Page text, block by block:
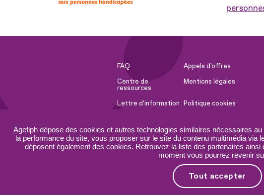
Agefiph dépose des cookies et autres technologies similaires nécessaires
la performance du site, vous proposer sur le site du contenu multimédia
déposent également des cookies. Retrouvez la liste des partenaires ainsi
moment vous pourrez revenir
Tout accepter
FAQ
Appels d'offres
Centre de
ressources
Mentions légales
Lettre d'information Politique cookies
Accessibilité :
partiellement
conforme
Plan du site